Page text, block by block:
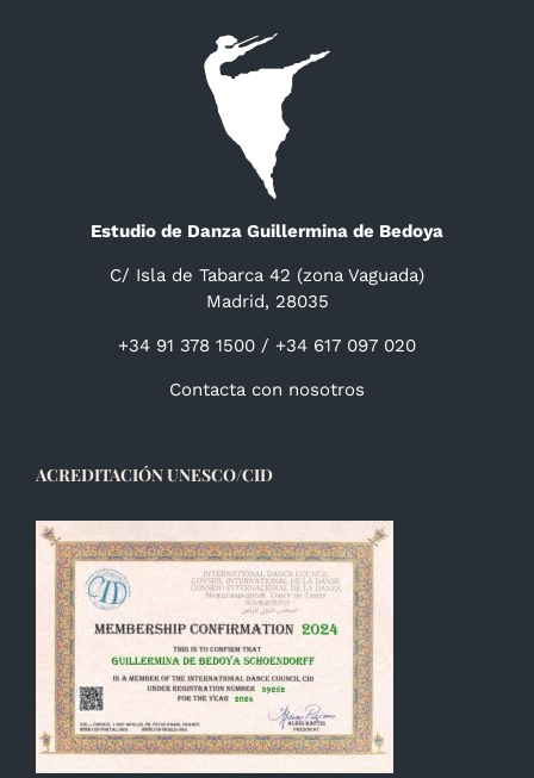
Estudio de Danza Guillermina de Bedoya
C/ Isla de Tabarca 42 (zona Vaguada)
Madrid, 28035
+34 91 378 1500 / +34 617 097 020
Contacta con nosotros
ACREDITACIÓN UNESCO/CID